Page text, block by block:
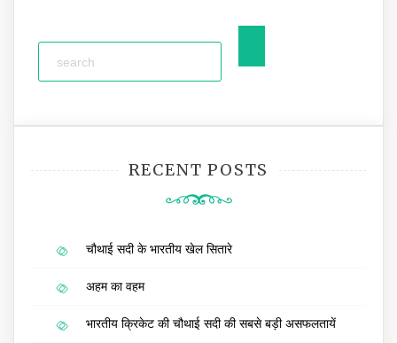
RECENT POSTS
चौथाई सदी के भारतीय खेल सितारे
अहम का वहम
भारतीय क्रिकेट की चौथाई सदी की सबसे बड़ी असफलतायें